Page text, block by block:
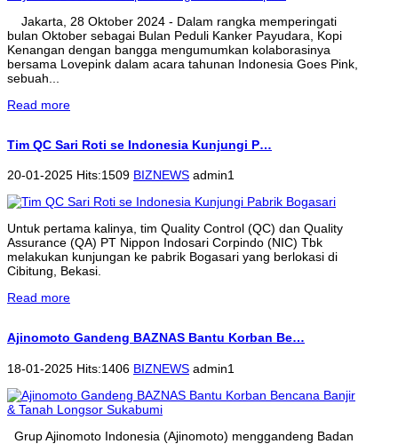
Jakarta, 28 Oktober 2024 - Dalam rangka memperingati
bulan Oktober sebagai Bulan Peduli Kanker Payudara, Kopi
Kenangan dengan bangga mengumumkan kolaborasinya
bersama Lovepink dalam acara tahunan Indonesia Goes Pink,
sebuah...
Read more
Tim QC Sari Roti se Indonesia Kunjungi P…
20-01-2025 Hits:1509 BIZNEWS admin1
Untuk pertama kalinya, tim Quality Control (QC) dan Quality
Assurance (QA) PT Nippon Indosari Corpindo (NIC) Tbk
melakukan kunjungan ke pabrik Bogasari yang berlokasi di
Cibitung, Bekasi.
Read more
Ajinomoto Gandeng BAZNAS Bantu Korban Be…
18-01-2025 Hits:1406 BIZNEWS admin1
Grup Ajinomoto Indonesia (Ajinomoto) menggandeng Badan